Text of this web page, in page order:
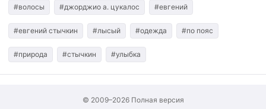
Поиск
#волосы #джорджио а. цукалос #евгений
#евгений стычкин #лысый #одежда #по пояс
#природа #стычкин #улыбка
© 2009–2026 Полная версия